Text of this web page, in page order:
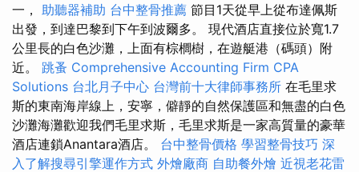
一， 助聽器補助 台中整骨推薦 節目1天從早上從布達佩斯
出發，到達巴黎到下午到波爾多。 現代酒店直接位於寬1.7
公里長的白色沙灘，上面有棕櫚樹，在遊艇港（碼頭）附
近。 跳蚤 Comprehensive Accounting Firm CPA
Solutions 台北月子中心 台灣前十大律師事務所 在毛里求
斯的東南海岸線上，安寧，僻靜的自然保護區和無盡的白色
沙灘海灘歡迎我們毛里求斯，毛里求斯是一家高質量的豪華
酒店連鎖Anantara酒店。 台中整骨價格 學習整骨技巧 深
入了解搜尋引擎運作方式 外燴廠商 自助餐外燴 近視老花雷